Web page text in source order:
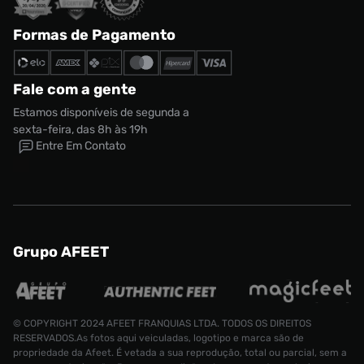
Formas de Pagamento
Fale com a gente
Estamos disponíveis de segunda a
sexta-feira, das 8h às 19h
Entre Em Contato
Grupo AFEET
© COPYRIGHT 2024 AFEET FRANQUIAS LTDA. TODOS OS DIREITOS
RESERVADOS.As fotos aqui veiculadas, logotipo e marca são de
propriedade da Afeet. É vetada a sua reprodução, total ou parcial, sem a